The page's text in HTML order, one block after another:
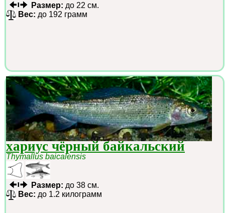
Размер: до 22 см.
Вес: до 192 грамм
хариус чёрный байкальский
Thymallus baicalensis
Размер: до 38 см.
Вес: до 1.2 килограмм